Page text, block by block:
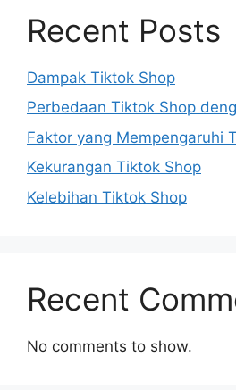
Recent Posts
Dampak Tiktok Shop
Perbedaan Tiktok Shop
Faktor yang Mempengaruhi
Kekurangan Tiktok Shop
Kelebihan Tiktok Shop
Recent
No comments to show.